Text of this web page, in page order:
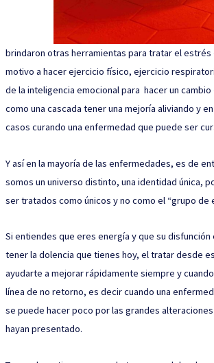
brindaron otras herramientas para tratar el estrés
motivo a hacer ejercicio físico, ejercicio
de la inteligencia emocional para hacer un
como una cascada tener una mejoría aliviando y
casos curando una enfermedad que puede ser
Y así en la mayoría de las enfermedades, es de
somos un universo distinto, una identidad única,
ser tratados como únicos y no como el “grupo de
Si entiendes que eres energía y que su
tener la dolencia que tienes hoy, el tratar desde
ayudarte a mejorar rápidamente siempre y
línea de no retorno, es decir cuando una
se puede hacer poco por las grandes
hayan presentado.